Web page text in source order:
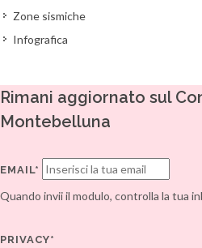
Zone sismiche
Infografica
Rimani aggiornato sul
Montebelluna
EMAIL*
Quando invii il modulo, controlla la tua
PRIVACY*